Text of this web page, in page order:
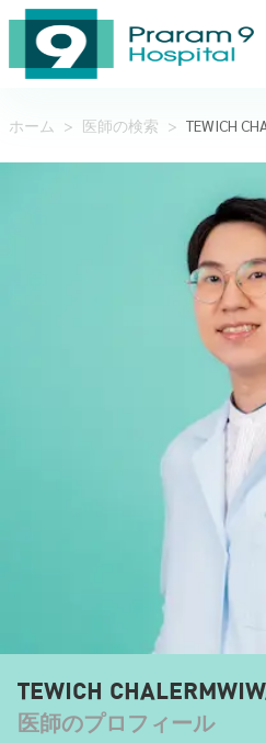
ホーム > 医師の検索 >
TEWICH
医師のプロフィール